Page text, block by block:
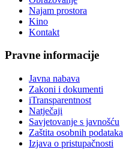
Najam prostora
Kino
Kontakt
Pravne informacije
Javna nabava
Zakoni i dokumenti
iTransparentnost
Natječaji
Savjetovanje s javnošću
Zaštita osobnih podataka
Izjava o pristupačnosti